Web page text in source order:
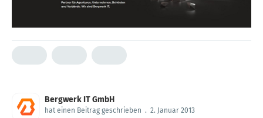
Bergwerk IT GmbH
hat einen Beitrag geschrieben . 2. Januar 2013